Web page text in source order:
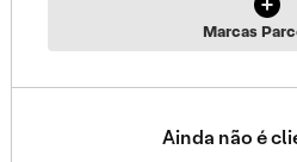
Marcas
Ainda não é